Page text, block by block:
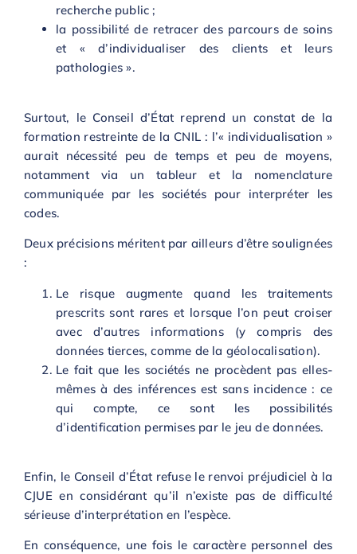
recherche public ;
la possibilité de retracer des parcours de soins
et « d’individualiser des clients et leurs
pathologies ».
Surtout, le Conseil d’État reprend un constat de la
formation restreinte de la CNIL : l’« individualisation »
aurait nécessité peu de temps et peu de moyens,
notamment via un tableur et la nomenclature
communiquée par les sociétés pour interpréter les
codes.
Deux précisions méritent par ailleurs d’être soulignées
:
Le risque augmente quand les traitements
prescrits sont rares et lorsque l’on peut croiser
avec d’autres informations (y compris des
données tierces, comme de la géolocalisation).
Le fait que les sociétés ne procèdent pas elles-
mêmes à des inférences est sans incidence : ce
qui compte, ce sont les possibilités
d’identification permises par le jeu de données.
Enfin, le Conseil d’État refuse le renvoi préjudiciel à la
CJUE en considérant qu’il n’existe pas de difficulté
sérieuse d’interprétation en l’espèce.
En conséquence, une fois le caractère personnel des